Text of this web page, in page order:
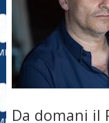
Da domani il